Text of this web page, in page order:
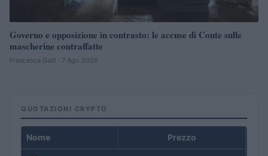
Governo e opposizione in contrasto: le accuse di Conte sulle
mascherine contraffatte
Francesca Galli · 7 Ago 2026
QUOTAZIONI CRYPTO
Nome Prezzo